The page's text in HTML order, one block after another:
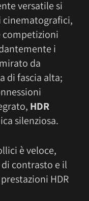
versatile si
cinematografici,
competizioni
i
da
di fascia alta;
HDR
silenziosa.
è veloce,
contrasto e il
HDR